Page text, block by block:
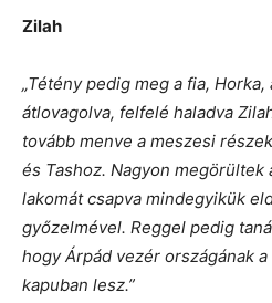
Zilah
„Tétény pedig meg a fia,
átlovagolva, felfelé haladva
tovább menve a meszesi
és Tashoz. Nagyon megörültek
lakomát csapva mindegyikük
győzelmével. Reggel pedig
hogy Árpád vezér országának
kapuban lesz.”